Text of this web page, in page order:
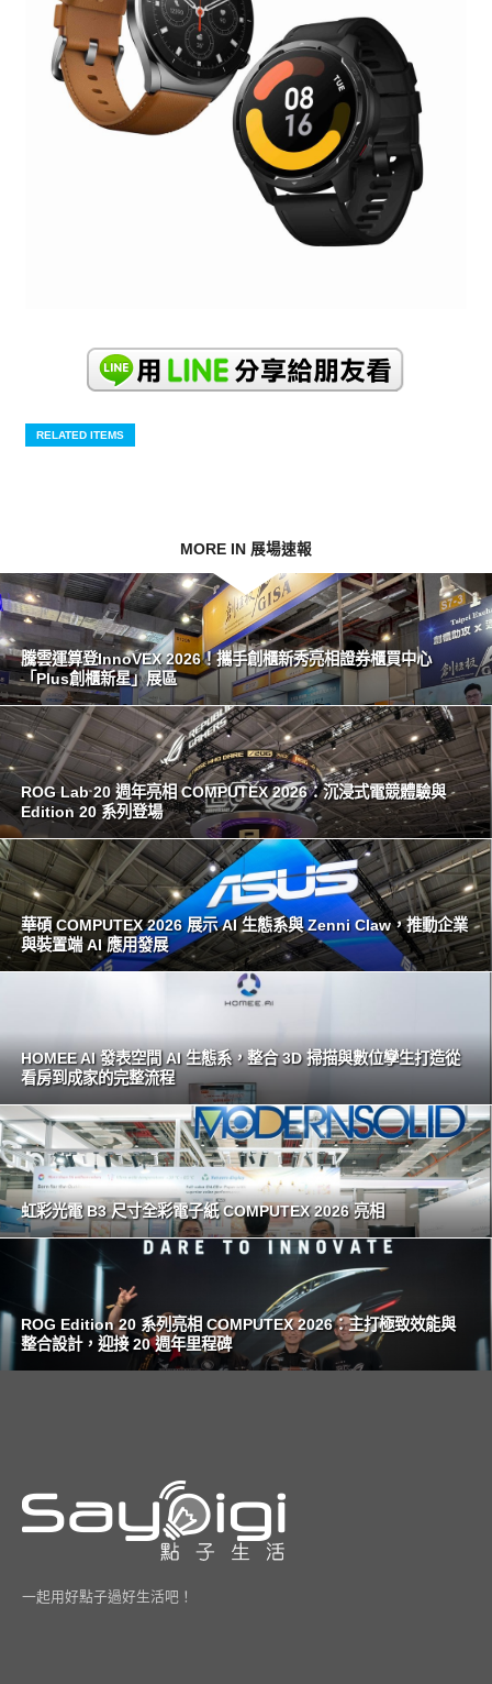
RELATED ITEMS
MORE IN 展場速報
騰雲運算登InnoVEX 2026！攜手創櫃新秀亮相證券櫃買中心
「Plus創櫃新星」展區
ROG Lab 20 週年亮相 COMPUTEX 2026：沉浸式電競體驗與
Edition 20 系列登場
華碩 COMPUTEX 2026 展示 AI 生態系與 Zenni Claw，推動企業
與裝置端 AI 應用發展
HOMEE AI 發表空間 AI 生態系，整合 3D 掃描與數位孿生打造從
看房到成家的完整流程
虹彩光電 B3 尺寸全彩電子紙 COMPUTEX 2026 亮相
ROG Edition 20 系列亮相 COMPUTEX 2026：主打極致效能與
整合設計，迎接 20 週年里程碑
一起用好點子過好生活吧！